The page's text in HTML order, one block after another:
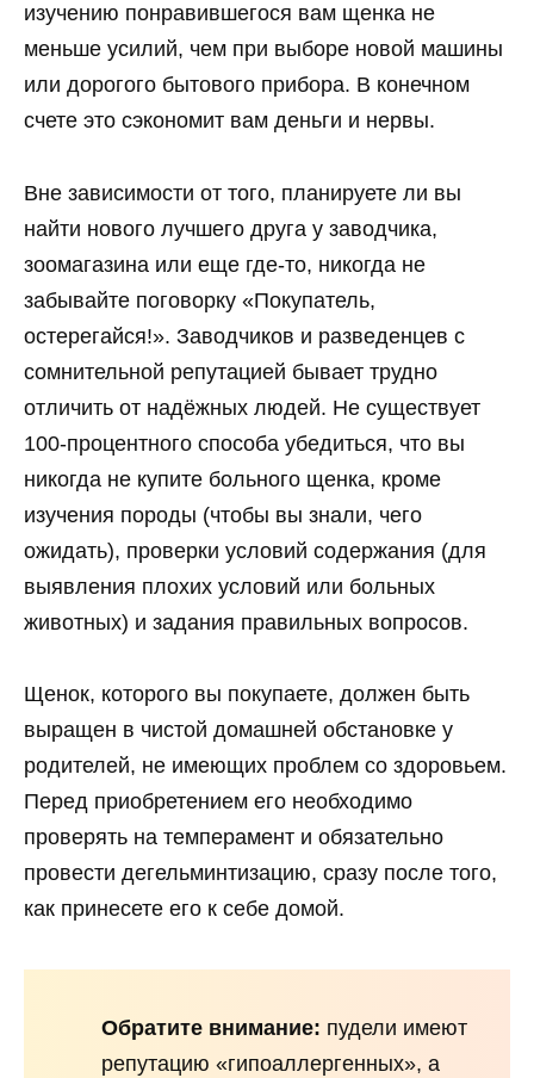
изучению понравившегося вам щенка не
меньше усилий, чем при выборе новой машины
или дорогого бытового прибора. В конечном
счете это сэкономит вам деньги и нервы.
Вне зависимости от того, планируете ли вы
найти нового лучшего друга у заводчика,
зоомагазина или еще где-то, никогда не
забывайте поговорку «Покупатель,
остерегайся!». Заводчиков и разведенцев с
сомнительной репутацией бывает трудно
отличить от надёжных людей. Не существует
100-процентного способа убедиться, что вы
никогда не купите больного щенка, кроме
изучения породы (чтобы вы знали, чего
ожидать), проверки условий содержания (для
выявления плохих условий или больных
животных) и задания правильных вопросов.
Щенок, которого вы покупаете, должен быть
выращен в чистой домашней обстановке у
родителей, не имеющих проблем со здоровьем.
Перед приобретением его необходимо
проверять на темперамент и обязательно
провести дегельминтизацию, сразу после того,
как принесете его к себе домой.
Обратите внимание: пудели имеют
репутацию «гипоаллергенных», а